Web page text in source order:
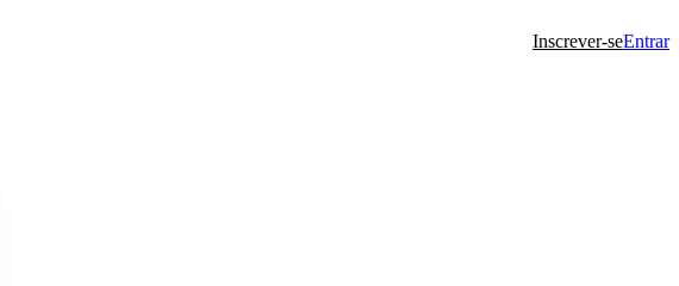
Inscrever-seEntrar